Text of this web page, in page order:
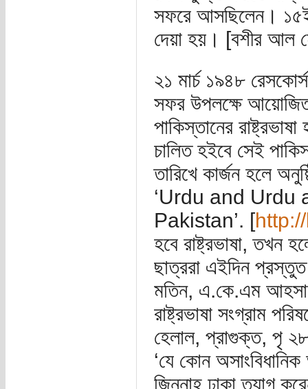
সফরে আসছিলেন। ১৫ই
দেয়া হয়। [বশীর আল
২১ মার্চ ১৯৪৮
সফর উপলক্ষে আয়োজিত
পাকিস্তানের
চালিত হইবে সেই
তারিখে কার্জন হলে
‘Urdu and Urdu
Pakistan’. [
হবে রাষ্ট্রভাষা, তখন
ছাত্ররা এইদিন
মতিন, এ.কে.এম আহসান
রাষ্ট্রভাষা সংগ্রাম
হেলাল, প্রাগুক্ত, পৃ
‘যে কোন
জিন্নাহ ঢাকা ত্যাগ